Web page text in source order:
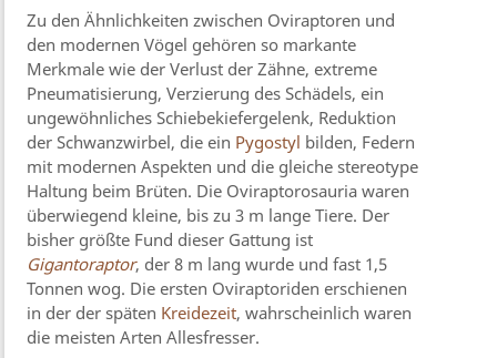
Zu den Ähnlichkeiten zwischen Oviraptoren und
den modernen Vögel gehören so markante
Merkmale wie der Verlust der Zähne, extreme
Pneumatisierung, Verzierung des Schädels, ein
ungewöhnliches Schiebekiefergelenk, Reduktion
der Schwanzwirbel, die ein Pygostyl bilden, Federn
mit modernen Aspekten und die gleiche stereotype
Haltung beim Brüten. Die Oviraptorosauria waren
überwiegend kleine, bis zu 3 m lange Tiere. Der
bisher größte Fund dieser Gattung ist
Gigantoraptor, der 8 m lang wurde und fast 1,5
Tonnen wog. Die ersten Oviraptoriden erschienen
in der der späten Kreidezeit, wahrscheinlich waren
die meisten Arten Allesfresser.